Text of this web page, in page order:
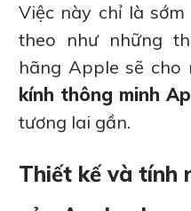
Việc này chỉ là
theo như những
hãng Apple sẽ cho
kính thông minh
tương lai gần.
Thiết kế và tính